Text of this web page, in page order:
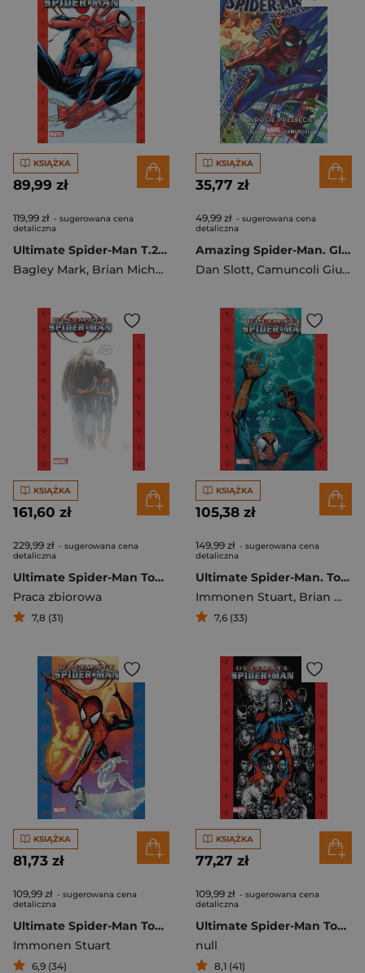
KSIĄŻKA
89,99 zł
119,99 zł - sugerowana cena
detaliczna
Ultimate Spider-Man T.2 w.2023
Bagley Mark, Brian Michael Bendis
KSIĄŻKA
35,77 zł
49,99 zł - sugerowana cena
detaliczna
Amazing Spider-Man. Globalna sieć. Wrogie przejęcie
Dan Slott, Camuncoli Giuseppe
KSIĄŻKA
161,60 zł
229,99 zł - sugerowana cena
detaliczna
Ultimate Spider-Man Tom 13
Praca zbiorowa
7,8 (31)
KSIĄŻKA
105,38 zł
149,99 zł - sugerowana cena
detaliczna
Ultimate Spider-Man. Tom 11
Immonen Stuart, Brian Michael Bendis
7,6 (33)
KSIĄŻKA
81,73 zł
109,99 zł - sugerowana cena
detaliczna
Ultimate Spider-Man Tom 10
Immonen Stuart
6,9 (34)
KSIĄŻKA
77,27 zł
109,99 zł - sugerowana cena
detaliczna
Ultimate Spider-Man Tom 9
null
8,1 (41)